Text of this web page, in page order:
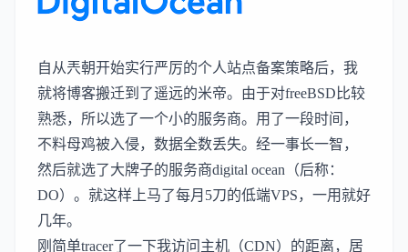
自从兲朝开始实行严厉的个人站点备案策略后，我
就将博客搬迁到了遥远的米帝。由于对freeBSD比较
熟悉，所以选了一个小的服务商。用了一段时间，
不料母鸡被入侵，数据全数丢失。经一事长一智，
然后就选了大牌子的服务商digital ocean（后称：
DO）。就这样上马了每月5刀的低端VPS，一用就好
几年。
刚简单tracer了一下我访问主机（CDN）的距离，居